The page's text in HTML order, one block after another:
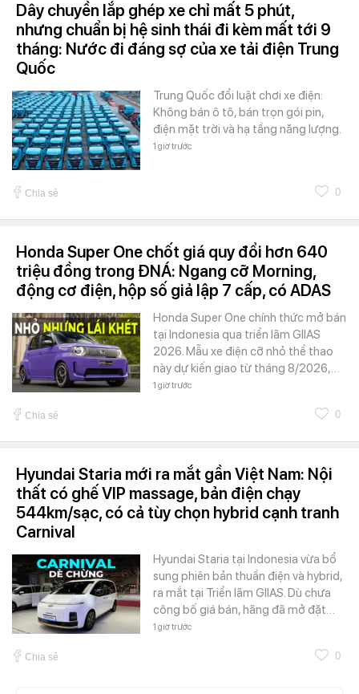
Dây chuyền lắp ghép xe chỉ mất 5 phút,
nhưng chuẩn bị hệ sinh thái đi kèm mất tới 9
tháng: Nước đi đáng sợ của xe tải điện Trung
Quốc
Trung Quốc đổi luật chơi xe điện:
Không bán ô tô, bán trọn gói pin,
điện mặt trời và hạ tầng năng lượng.
1 giờ trước
Chia sẻ 0
Honda Super One chốt giá quy đổi hơn 640
triệu đồng trong ĐNÁ: Ngang cỡ Morning,
động cơ điện, hộp số giả lập 7 cấp, có ADAS
Honda Super One chính thức mở bán
tại Indonesia qua triển lãm GIIAS
2026. Mẫu xe điện cỡ nhỏ thể thao
này dự kiến giao từ tháng 8/2026,…
1 giờ trước
Chia sẻ 0
Hyundai Staria mới ra mắt gần Việt Nam: Nội
thất có ghế VIP massage, bản điện chạy
544km/sạc, có cả tùy chọn hybrid cạnh tranh
Carnival
Hyundai Staria tại Indonesia vừa bổ
sung phiên bản thuần điện và hybrid,
ra mắt tại Triển lãm GIIAS. Dù chưa
công bố giá bán, hãng đã mở đặt…
1 giờ trước
Chia sẻ 0